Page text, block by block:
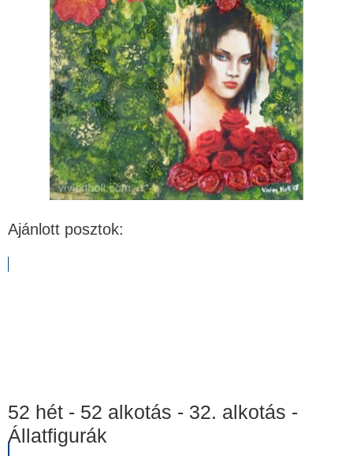
Ajánlott posztok:
52 hét - 52 alkotás - 32. alkotás -
Állatfigurák